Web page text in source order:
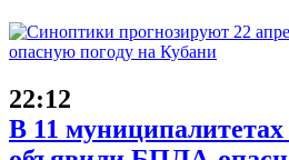
22:12
В 11